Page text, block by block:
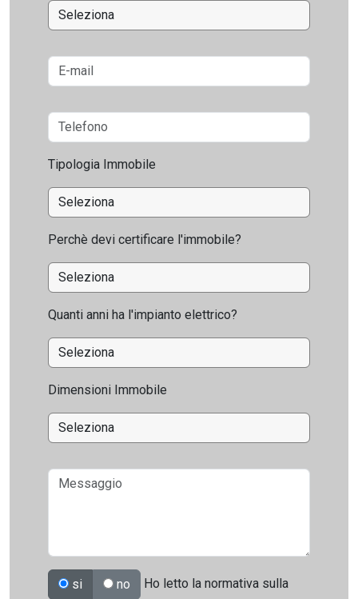
Tipologia Immobile
Perchè devi certificare l'immobile?
Quanti anni ha l'impianto elettrico?
Dimensioni Immobile
si no Ho letto la normativa sulla